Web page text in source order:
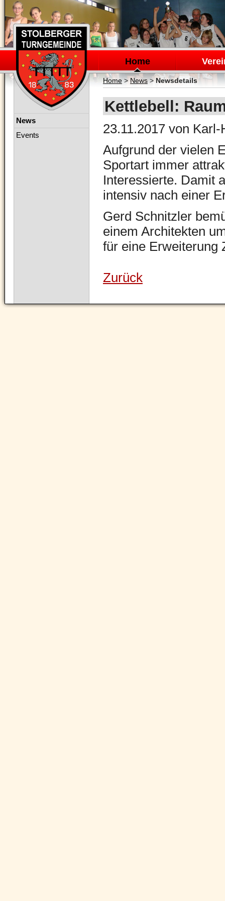
Navigation
überspringen
Home
Home> News>Newsdetails
Kettlebell:
23.11.2017 von Karl-
Aufgrund der vielen
Sportart immer
Interessierte. Damit
intensiv nach einer
Gerd Schnitzler
einem Architekten
für eine Erweiterung
Zurück
Navigation
News
Events
Navigation